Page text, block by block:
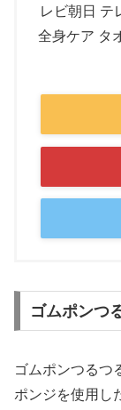
レビ朝日 テ
全身ケア タ
ゴムポンつ
ゴムポンつるつ
ポンジを使用し